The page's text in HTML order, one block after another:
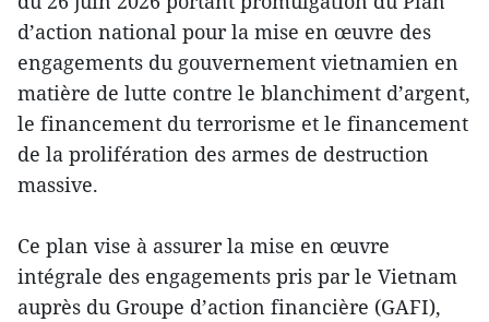
d’action national pour la mise en œuvre des
engagements du gouvernement vietnamien en
matière de lutte contre le blanchiment d’argent,
le financement du terrorisme et le financement
de la prolifération des armes de destruction
massive.
Ce plan vise à assurer la mise en œuvre
intégrale des engagements pris par le Vietnam
auprès du Groupe d’action financière (GAFI),